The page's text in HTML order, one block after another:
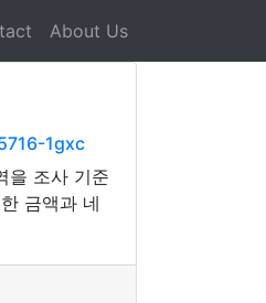
About Us
1gxc
을 조사 기준
금액과 네